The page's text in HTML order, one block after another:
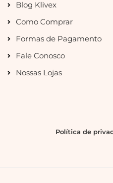
Blog Klivex
Como Comprar
Formas de Pagamento
Fale Conosco
Nossas Lojas
Política de